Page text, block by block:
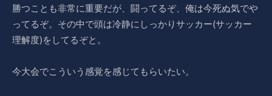
勝つことも非常に重要だが、闘ってるぞ、俺は今死ぬ気でや
ってるぞ。その中で頭は冷静にしっかりサッカー(サッカー
理解度)をしてるぞと。
今大会でこういう感覚を感じてもらいたい。